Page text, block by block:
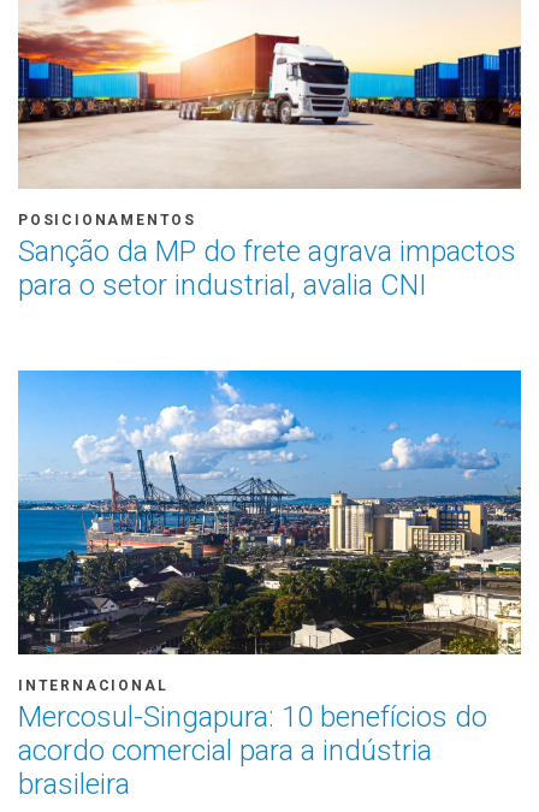
POSICIONAMENTOS
Sanção da MP do frete agrava impactos
para o setor industrial, avalia CNI
INTERNACIONAL
Mercosul-Singapura: 10 benefícios do
acordo comercial para a indústria
brasileira